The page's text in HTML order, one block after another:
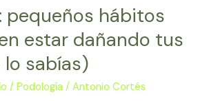
pequeños hábitos
estar dañando tus
sabías)
/Podología /Antonio Cortés